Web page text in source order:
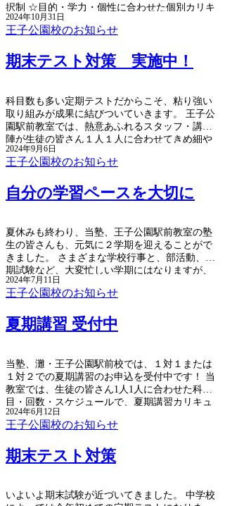
択制 ☆目的・学力・個性に合わせた個別カリキ
ュラム ☆スタートもスケジュールも個別にプラ
ンニング ☆各種受講特典もございます
2024年10月31日
王子公園校のお知らせ
期末テスト対策 実施中！
科目数も多い定期テストだからこそ、粘り強い
取り組みが成果に結びついていきます。 王子公
園駅前教室では、熱意あふれるスタッフ・講師
陣が生徒の皆さん１人１人に合わせてきめ細や
かにサポートいたします。 中学生・高校生の皆
さん、それぞれの目標に向かって、頑張りまし
2024年9月6日
王子公園校のお知らせ
自分の学習ペースを大切に
夏休みも終わり、当塾、王子公園駅前教室の塾
生の皆さんも、元気に２学期を迎えることがで
きました。 さまざまな学校行事と、部活動、定
期試験など、大変忙しい学期にはなりますが、
だからこそ、自分のペースを大切に、学習をし
っかりと進めてほしいと思います。
2024年7月11日
王子公園校のお知らせ
夏期講習 受付中
当塾、灘・王子公園駅前校では、１対１または
１対２での夏期講習のお申込を受付中です！ 当
教室では、生徒の皆さん1人1人に合わせた科
目・回数・スケジュールで、夏期講習カリキュ
ラムを作成。 親しみやすく熱心な講師陣が丁寧
に指導・サポートいたします。
2024年6月12日
王子公園校のお知らせ
期末テスト対策
いよいよ期末試験が近づいてきました。 中学校